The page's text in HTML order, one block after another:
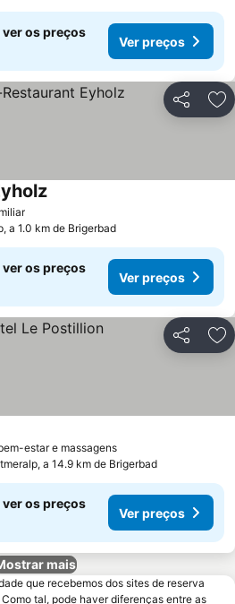
ver os preços
Ver preços
Partilhar
Ver preços
Ver preços
a 1.0 km de Brigerbad
ver os preços
Ver preços
Partilhar
estar e massagensVer preços
preços
a 14.9 km de Brigerbad
ver os preços
Ver preços
mais
que recebemos dos sites de reserva
tal, pode haver diferenças entre as